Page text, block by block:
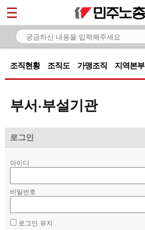
조직현황 조직도 가맹조직 지역본부
부서·부설기관
로그인
아이디
비밀번호
로그인 유지
마이페이지
소개
- 창립선언문
- 민주노총 로고
- 조직현황
- 조직도
- 가맹조직
- 부서·부설기관